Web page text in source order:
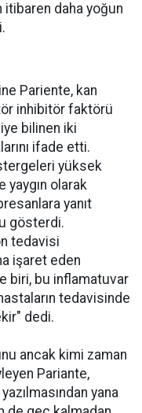
itibaren daha yoğun
Pariente, kan
inhibitör faktörü
bilinen iki
ifade etti.
yüksek
yaygın olarak
yanıt
gösterdi.
tedavisi
işaret eden
biri, bu inflamatuvar
tedavisinde
dedi.
ancak kimi zaman
Pariante,
yana